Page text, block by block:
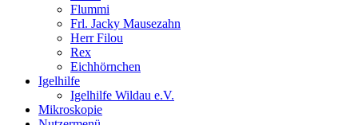
Flummi
Frl. Jacky Mausezahn
Herr Filou
Rex
Eichhörnchen
Igelhilfe
Igelhilfe Wildau e.V.
Mikroskopie